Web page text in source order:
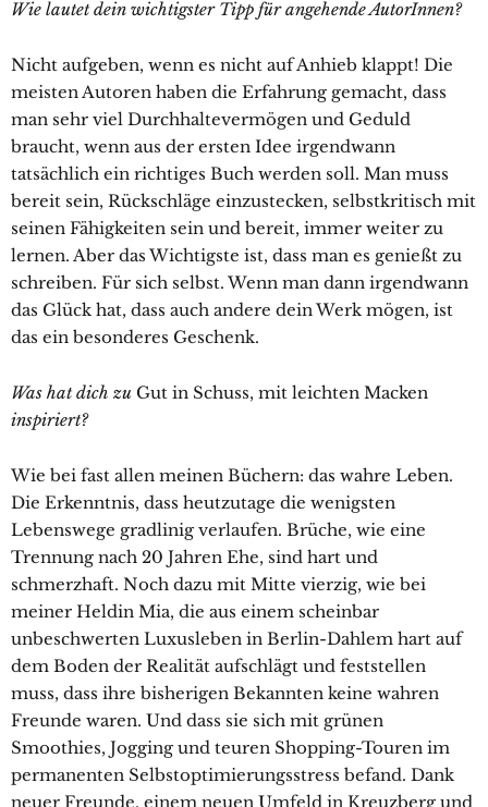
Wie lautet dein wichtigster Tipp für angehende AutorInnen?
Nicht aufgeben, wenn es nicht auf Anhieb klappt! Die
meisten Autoren haben die Erfahrung gemacht, dass
man sehr viel Durchhaltevermögen und Geduld
braucht, wenn aus der ersten Idee irgendwann
tatsächlich ein richtiges Buch werden soll. Man muss
bereit sein, Rückschläge einzustecken, selbstkritisch mit
seinen Fähigkeiten sein und bereit, immer weiter zu
lernen. Aber das Wichtigste ist, dass man es genießt zu
schreiben. Für sich selbst. Wenn man dann irgendwann
das Glück hat, dass auch andere dein Werk mögen, ist
das ein besonderes Geschenk.
Was hat dich zu Gut in Schuss, mit leichten Macken
inspiriert?
Wie bei fast allen meinen Büchern: das wahre Leben.
Die Erkenntnis, dass heutzutage die wenigsten
Lebenswege gradlinig verlaufen. Brüche, wie eine
Trennung nach 20 Jahren Ehe, sind hart und
schmerzhaft. Noch dazu mit Mitte vierzig, wie bei
meiner Heldin Mia, die aus einem scheinbar
unbeschwerten Luxusleben in Berlin-Dahlem hart auf
dem Boden der Realität aufschlägt und feststellen
muss, dass ihre bisherigen Bekannten keine wahren
Freunde waren. Und dass sie sich mit grünen
Smoothies, Jogging und teuren Shopping-Touren im
permanenten Selbstoptimierungsstress befand. Dank
neuer Freunde, einem neuen Umfeld in Kreuzberg und